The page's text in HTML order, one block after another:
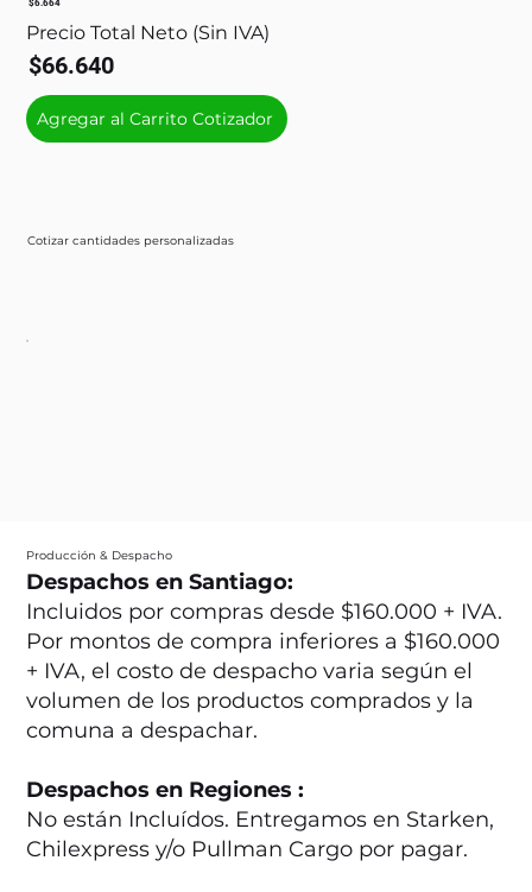
Cotizar cantidades personalizadas
$6.664
Precio Total Neto (Sin IVA)
$66.640
Agregar al Carrito Cotizador
Producción & Despacho
Despachos en Santiago:
Incluidos por compras desde $160.000 + IVA.
Por montos de compra inferiores a $160.000
+ IVA, el costo de despacho varia según el
volumen de los productos comprados y la
comuna a despachar.
Despachos en Regiones :
No están Incluídos. Entregamos en Starken,
Chilexpress y/o Pullman Cargo por pagar.